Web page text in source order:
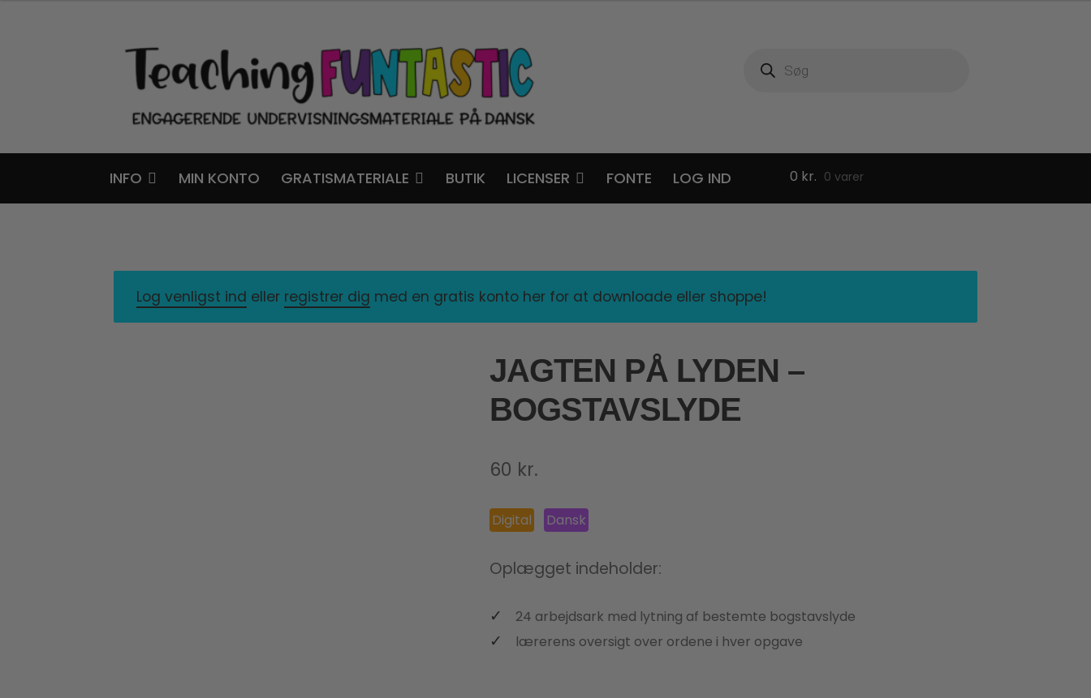
Spring
navigation
Spring
indhold
search
INFO MIN KONTO GRATISMATERIALE BUTIK LICENSER FONTE LOG IND 0 kr. 0 varer
Log venligst ind eller registrer dig med en gratis konto her for at downloade eller shoppe!
JAGTEN PÅ LYDEN –
BOGSTAVSLYDE
60 kr.
Digital Dansk
Oplægget indeholder:
24 arbejdsark med lytning af bestemte bogstavslyde
lærerens oversigt over ordene i hver opgave